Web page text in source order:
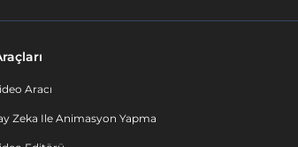
Aracı
Zeka Ile Animasyon Yapma